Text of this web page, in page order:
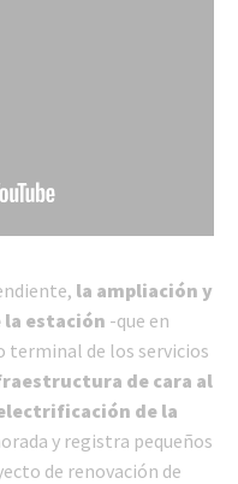
la ampliación y
la estación -que en
terminal de los servicios
de cara al
de la
y registra pequeños
de renovación de